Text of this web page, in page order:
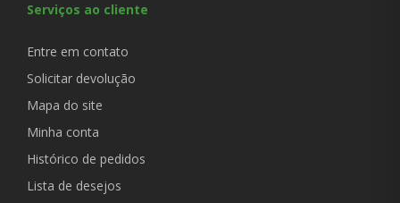
Serviços ao cliente
Entre em contato
Solicitar devolução
Mapa do site
Minha conta
Histórico de pedidos
Lista de desejos